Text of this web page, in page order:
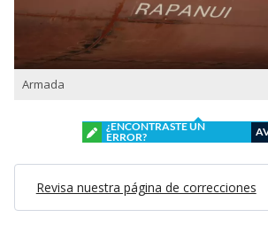
Armada
¿ENCONTRASTE UN
ERROR?
Revisa nuestra página de correcciones